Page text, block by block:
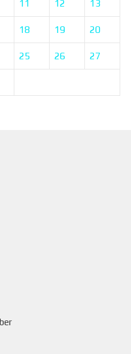
11 12 13
18 19 20
25 26 27